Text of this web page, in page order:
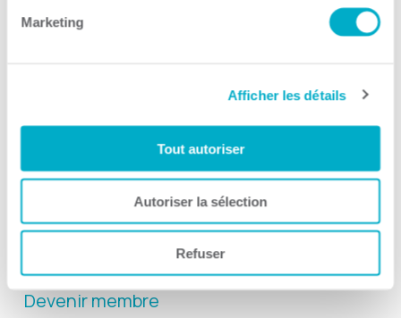
Marketing
Afficher les détails
Tout autoriser
Autoriser la sélection
Refuser
Gala Radisson
Solutions RH
Devenir membre